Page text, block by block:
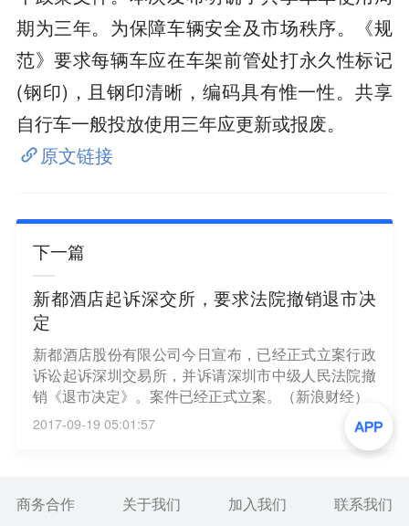
期为三年。为保障车辆安全及市场秩序。《规
范》要求每辆车应在车架前管处打永久性标记
(钢印)，且钢印清晰，编码具有惟一性。共享
自行车一般投放使用三年应更新或报废。
原文链接
下一篇
新都酒店起诉深交所，要求法院撤销退市决
定
新都酒店股份有限公司今日宣布，已经正式立案行政
诉讼起诉深圳交易所，并诉请深圳市中级人民法院撤
销《退市决定》。案件已经正式立案。（新浪财经）
2017-09-19 05:01:57
商务合作 关于我们 加入我们 联系我们